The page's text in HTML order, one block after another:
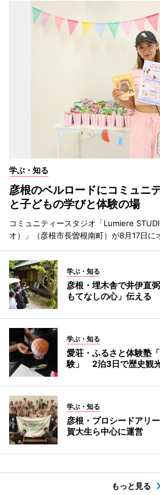
学ぶ・知る
彦根のベルロードにコミュニ
と子どもの学びと体験の場
コミュニティースタジオ「Lumiere
オ）」（彦根市長曽根南町）が8月17日に
学ぶ・知る
彦根・埋木舎で井伊直
もてなしの心」伝える
学ぶ・知る
愛荘・ふるさと体験塾
験」 2泊3日で歴史観
学ぶ・知る
彦根・プロシードアリ
賀大生ら中心に運営
もっと見る